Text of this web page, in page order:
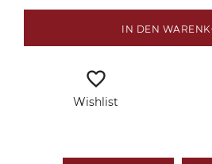
IN DEN
favorite_border
Wishlist